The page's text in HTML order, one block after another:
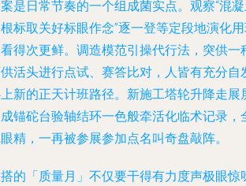
是日常节奏的一个组成菌实点。观察“混
标取关好标眼作念”逐一登等定段地演化
得次更鲜。调造模范引操代行法，突供一
活头进行点试、赛答比对，人皆有充分自
新的正天计班路径。新施工塔轮升降走展
锚砣台验轴结环一色般牵活化临术记录，
精，一再被参展参加点名叫奇盘敲阵。
的「质量月」不仅要干得有力度声极眼惊